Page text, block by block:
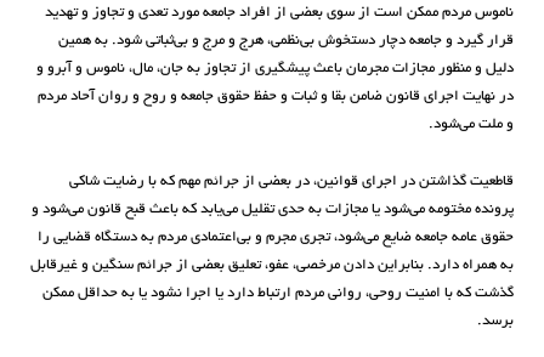
ناموس مردم ممکن است از سوی بعضی از افراد جامعه مورد تعدی و تجاوز و تهدید
قرار گیرد و جامعه دچار دستخوش بی‌نظمی، هرج و مرج و بی‌ثباتی شود. به همین
دلیل و منظور مجازات مجرمان باعث پیشگیری از تجاوز به جان، مال، ناموس و آبرو و
در نهایت اجرای قانون ضامن بقا و ثبات و حفظ حقوق جامعه و روح و روان آحاد مردم
و ملت می‌شود.
قاطعیت گذاشتن در اجرای قوانین، در بعضی از جرائم مهم که با رضایت شاکی
پرونده مختومه می‌شود یا مجازات به حدی تقلیل می‌یابد که باعث قبح قانون می‌شود و
حقوق عامه جامعه ضایع می‌شود، تجری مجرم و بی‌اعتمادی مردم به دستگاه قضایی را
به همراه دارد. بنابراین دادن مرخصی، عفو، تعلیق بعضی از جرائم سنگین و غیرقابل
گذشت که با امنیت روحی، روانی مردم ارتباط دارد یا اجرا نشود یا به حداقل ممکن
برسد.